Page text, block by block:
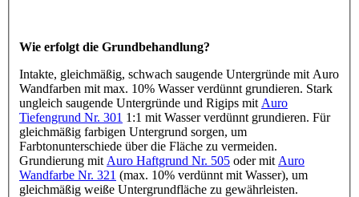
Wie erfolgt die Grundbehandlung?
Intakte, gleichmäßig, schwach saugende Untergründe mit Auro
Wandfarben mit max. 10% Wasser verdünnt grundieren. Stark
ungleich saugende Untergründe und Rigips mit Auro
Tiefengrund Nr. 301 1:1 mit Wasser verdünnt grundieren. Für
gleichmäßig farbigen Untergrund sorgen, um
Farbtonunterschiede über die Fläche zu vermeiden.
Grundierung mit Auro Haftgrund Nr. 505 oder mit Auro
Wandfarbe Nr. 321 (max. 10% verdünnt mit Wasser), um
gleichmäßig weiße Untergrundfläche zu gewährleisten.